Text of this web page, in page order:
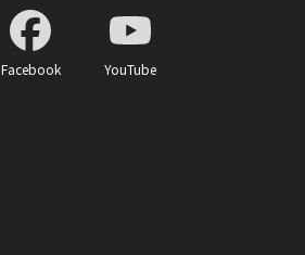
Facebook YouTube